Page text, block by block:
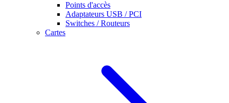
Points d'accès
Adaptateurs USB / PCI
Switches / Routeurs
Cartes